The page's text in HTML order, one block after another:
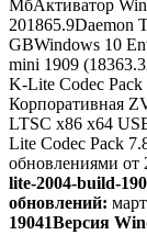
МбАктиватор
201865.9Daemon
GBWindows 10
mini 1909
K-Lite Codec Pack
Корпоративная
LTSC x86 x64
Lite Codec Pack
обновлениями от
lite-2004-build-
обновлений:
19041Версия